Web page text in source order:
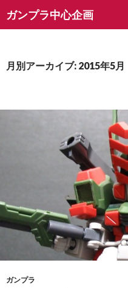
ガンプラ中心企画
索
ン
月別アーカイブ: 2015年5月
ガンプラ